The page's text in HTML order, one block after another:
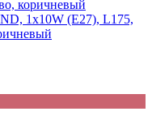
1х10W (E27), L175,